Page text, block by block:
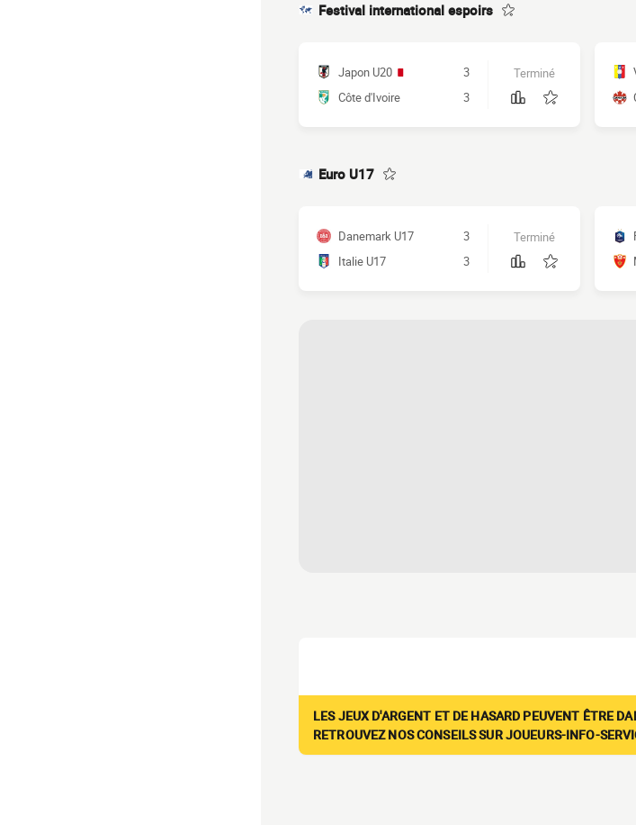
Festival international espoirs
Japon U20
3
Côte d'Ivoire
3
Terminé
Euro U17
Danemark U17
3
Italie U17
3
Terminé
LES JEUX D'ARGENT ET DE HASARD PEUVENT ÊTRE
RETROUVEZ NOS CONSEILS SUR JOUEURS-INFO-